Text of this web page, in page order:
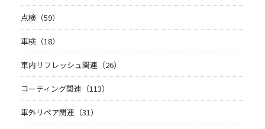
点検（59）
車検（18）
車内リフレッシュ関連（26）
コーティング関連（113）
車外リペア関連（31）